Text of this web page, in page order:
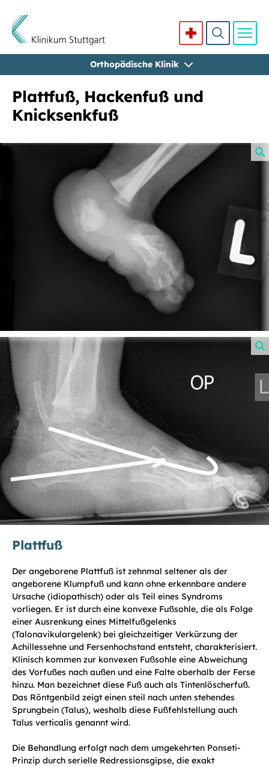
Orthopädische Klinik
Plattfuß, Hackenfuß und
Knicksenkfuß
Plattfuß
Der angeborene Plattfuß ist zehnmal seltener als der
angeborene Klumpfuß und kann ohne erkennbare andere
Ursache (idiopathisch) oder als Teil eines Syndroms
vorliegen. Er ist durch eine konvexe Fußsohle, die als Folge
einer Ausrenkung eines Mittelfußgelenks
(Talonavikulargelenk) bei gleichzeitiger Verkürzung der
Achillessehne und Fersenhochstand entsteht, charakterisiert.
Klinisch kommen zur konvexen Fußsohle eine Abweichung
des Vorfußes nach außen und eine Falte oberhalb der Ferse
hinzu. Man bezeichnet diese Fuß auch als Tintenlöscherfuß.
Das Röntgenbild zeigt einen steil nach unten stehendes
Sprungbein (Talus), weshalb diese Fußfehlstellung auch
Talus verticalis genannt wird.
Die Behandlung erfolgt nach dem umgekehrten Ponseti-
Prinzip durch serielle Redressionsgipse, die exakt